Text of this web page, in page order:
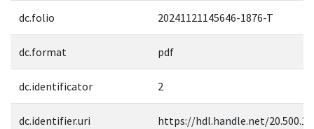
dc.folio 20241121145646-1876-T
dc.format pdf
dc.identificator 2
dc.identifier.uri https://hdl.handle.net/